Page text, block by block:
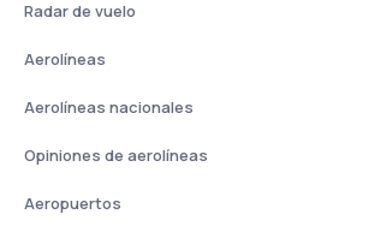
Radar de vuelo
Aerolíneas
Aerolíneas nacionales
Opiniones de aerolíneas
Aeropuertos